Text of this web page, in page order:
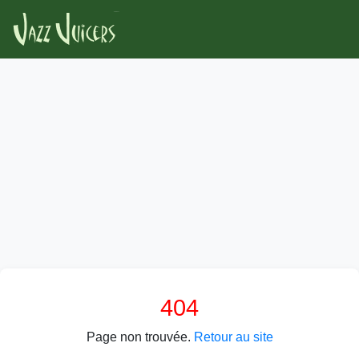
404
Page non trouvée. Retour au site